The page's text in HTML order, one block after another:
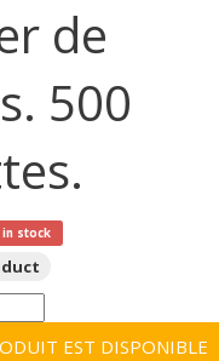
de
500
in stock
EST DISPONIBLE